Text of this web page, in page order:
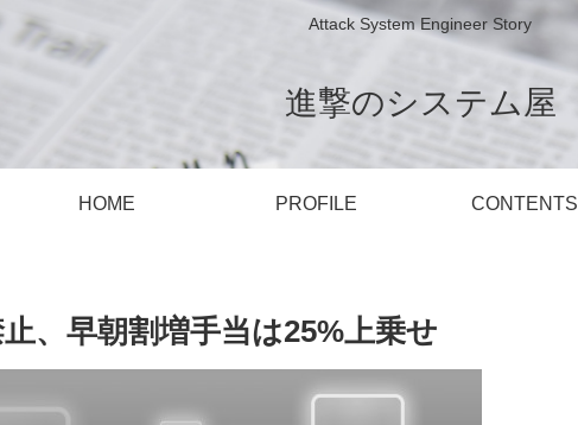
Attack System Engineer Story
進撃のシステム屋
HOME PROFILE CONTENTS
、早朝割増手当は25%上乗せ